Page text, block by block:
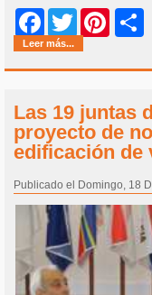
Facebook
Twitter Pinterest
Leer más...
Las 19 juntas
proyecto de
edificación de
Publicado el Domingo, 18